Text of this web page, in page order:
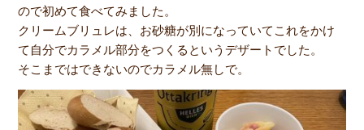
ので初めて食べてみました。
クリームブリュレは、お砂糖が別になっていてこれをかけ
て自分でカラメル部分をつくるというデザートでした。
そこまではできないのでカラメル無しで。